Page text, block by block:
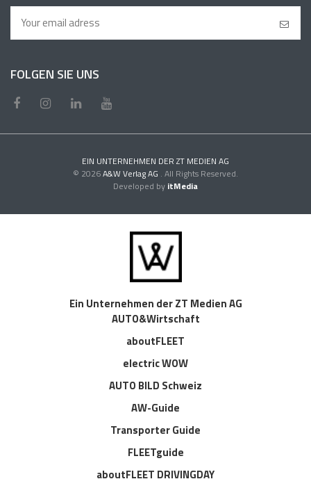
FOLGEN SIE UNS
EIN UNTERNEHMEN DER ZT MEDIEN AG
© 2026A&W Verlag AG . All Rights Reserved.
Developed by itMedia
Ein Unternehmen der ZT Medien AG
AUTO&Wirtschaft
aboutFLEET
electric WOW
AUTO BILD Schweiz
AW-Guide
Transporter Guide
FLEETguide
aboutFLEET DRIVINGDAY